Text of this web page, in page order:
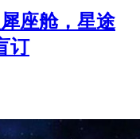
座舱，星途
订